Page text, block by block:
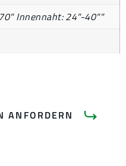
Innennaht: 24"-40""
ANFORDERN